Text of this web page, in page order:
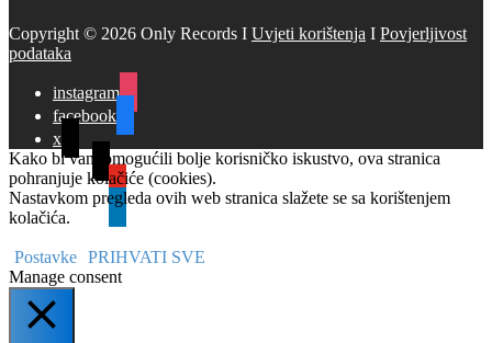
Copyright © 2026 Only Records I Uvjeti korištenja I Povjerljivost
podataka
instagram
facebook
x
tiktok
youtube
linkedin
Kako bi vam omogućili bolje korisničko iskustvo, ova stranica
pohranjuje kolačiće (cookies).
Nastavkom pregleda ovih web stranica slažete se sa korištenjem
kolačića.
Postavke PRIHVATI SVE
Manage consent